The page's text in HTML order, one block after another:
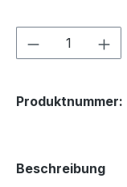
Produkt
Produktnummer:
Beschreibung